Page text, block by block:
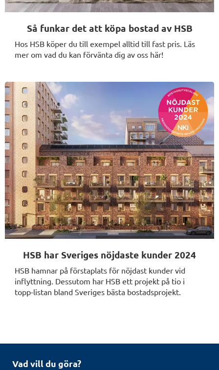
Så funkar det att köpa bostad av HSB
Hos HSB köper du till exempel alltid till fast pris. Läs
mer om vad du kan förvänta dig av oss här!
HSB har Sveriges nöjdaste kunder 2024
HSB hamnar på förstaplats för nöjdast kunder vid
inflyttning. Dessutom har HSB ett projekt på tio i
topp-listan bland Sveriges bästa bostadsprojekt.
Vad vill du göra?